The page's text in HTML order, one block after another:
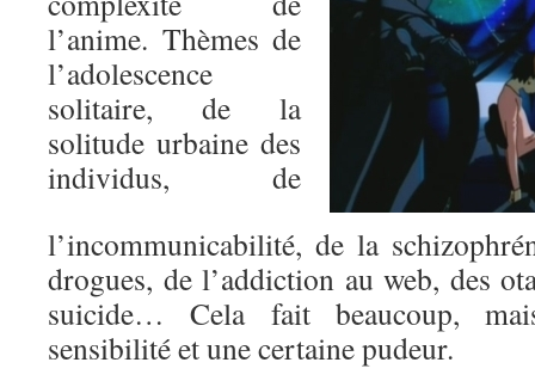
l’anime. Thèmes de
l’adolescence
solitaire, de la
solitude urbaine des
individus, de
l’incommunicabilité, de la
drogues, de l’addiction au web, des
suicide… Cela fait beaucoup,
sensibilité et une certaine pudeur.